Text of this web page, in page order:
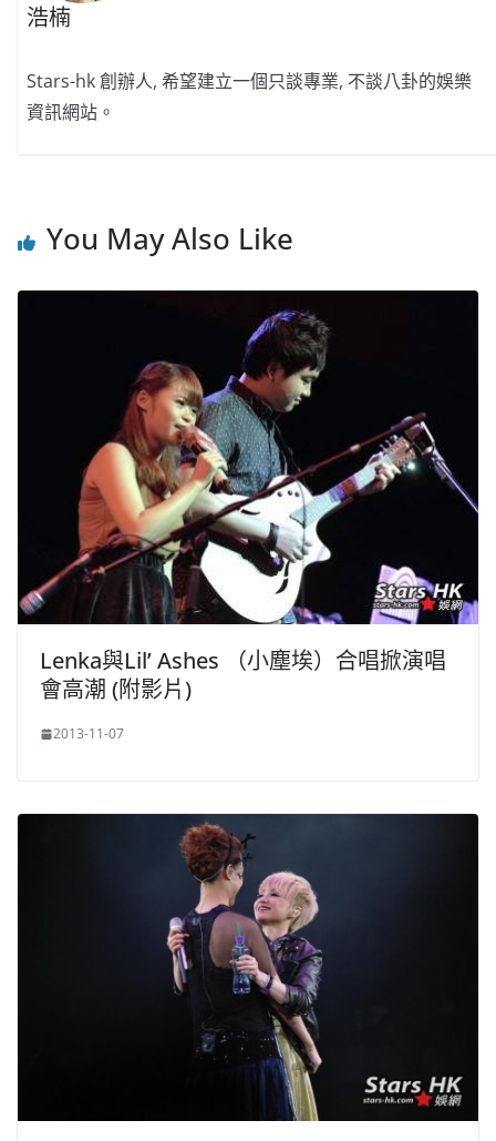
浩楠
Stars-hk 創辦人, 希望建立一個只談專業, 不談八卦的娛樂
資訊網站。
You May Also Like
Lenka與Lil’ Ashes （小塵埃）合唱掀演唱
會高潮 (附影片)
2013-11-07